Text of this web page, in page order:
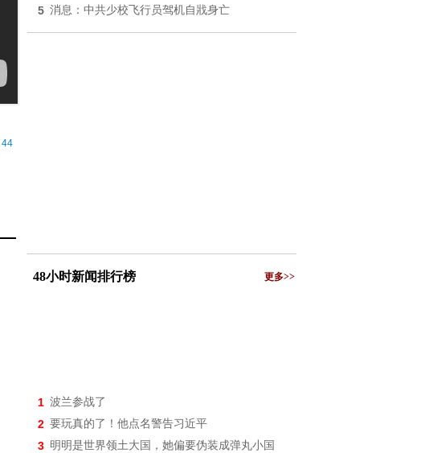
44
5 消息：中共少校飞行员驾机自戕身亡
48小时新闻排行榜 更多>>
1 波兰参战了
2 要玩真的了！他点名警告习近平
3 明明是世界领土大国，她偏要伪装成弹丸小国